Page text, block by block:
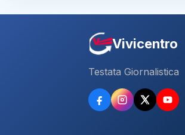
Vivicentro
Testata Giornalistica